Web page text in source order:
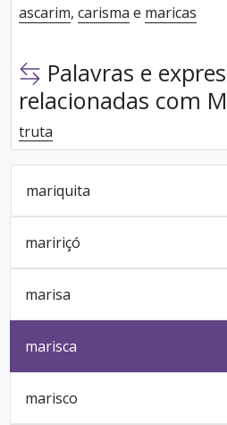
ascarim, carisma e maricas
Palavras e
relacionadas com
truta
mariquita
maririçó
marisa
marisca
marisco